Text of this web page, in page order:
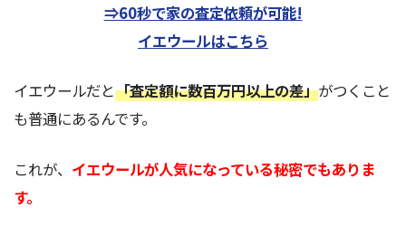
⇒60秒で家の査定依頼が可能!
イエウールはこちら
イエウールだと「査定額に数百万円以上の差」がつくこと
も普通にあるんです。
これが、 イエウールが人気になっている秘密でもありま
す。